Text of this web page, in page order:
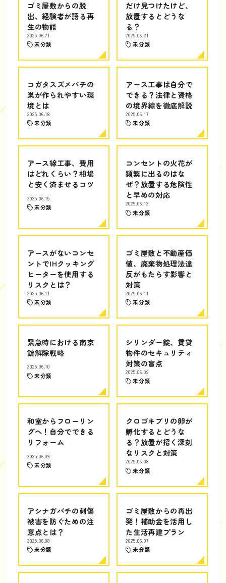
ゴミ屋敷からの脱
出、経験者が語る再
生の物語
2025.06.21
未分類
だけ見つけたけど、
放置するとどうな
る？
2025.06.21
未分類
コガタスズメバチの
巣が作られやすい環
境とは
2025.06.18
未分類
アース工事は自分で
できる？法律と資格
の境界線を徹底解説
2025.06.17
未分類
アース線工事、費用
はどれくらい？相場
と安く済ませるコツ
2025.06.15
未分類
コンセントの火花が
頻繁に出るのはな
ぜ？放置する危険性
と早めの対応
2025.06.12
未分類
アースがないコンセ
ントでIHクッキング
ヒーターを使用する
リスクとは？
2025.06.11
未分類
ゴミ屋敷と不動産価
値、廃棄物処理法違
反がもたらす影響と
対策
2025.06.11
未分類
緊急時における南京
錠解除戦略
2025.06.10
未分類
シリンダー錠、賃貸
物件のセキュリティ
対策の盲点
2025.06.09
未分類
和室からフローリン
グへ！自分でできる
リフォーム
2025.06.09
未分類
クロゴキブリの卵が
孵化するとどうな
る？放置が招く深刻
なリスクと対策
2025.06.08
未分類
アシナガバチの刺傷
被害を防ぐための注
意点とは？
2025.06.08
未分類
ゴミ屋敷からの再出
発！補助金を活用し
た生活再建プラン
2025.06.07
未分類